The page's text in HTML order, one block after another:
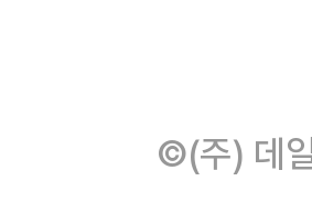
©(주) 데